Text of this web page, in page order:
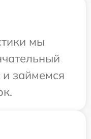
мы
и займемся